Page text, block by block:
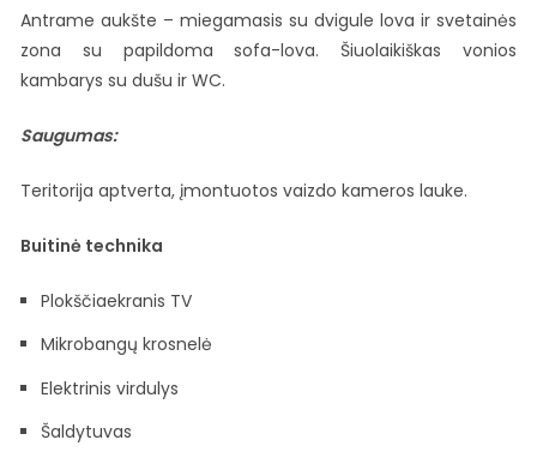
Antrame aukšte – miegamasis su dvigule lova ir svetainės
zona su papildoma sofa-lova. Šiuolaikiškas vonios
kambarys su dušu ir WC.
Saugumas:
Teritorija aptverta, įmontuotos vaizdo kameros lauke.
Buitinė technika
Plokščiaekranis TV
Mikrobangų krosnelė
Elektrinis virdulys
Šaldytuvas